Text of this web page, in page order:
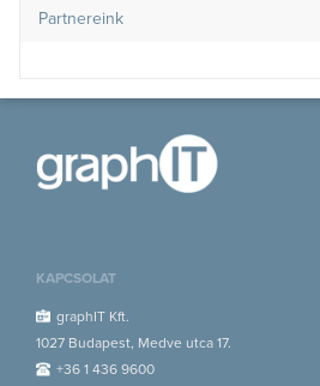
Partnereink
KAPCSOLAT
graphIT Kft.
1027 Budapest, Medve utca 17.
+36 1 436 9600